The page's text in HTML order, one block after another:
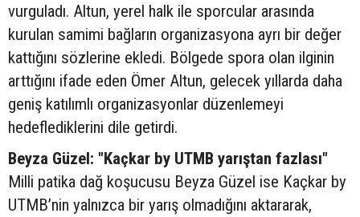
vurguladı. Altun, yerel halk ile sporcular arasında
kurulan samimi bağların organizasyona ayrı bir değer
kattığını sözlerine ekledi. Bölgede spora olan ilginin
arttığını ifade eden Ömer Altun, gelecek yıllarda daha
geniş katılımlı organizasyonlar düzenlemeyi
hedeflediklerini dile getirdi.
Beyza Güzel: "Kaçkar by UTMB yarıştan fazlası"
Milli patika dağ koşucusu Beyza Güzel ise Kaçkar by
UTMB’nin yalnızca bir yarış olmadığını aktararak,